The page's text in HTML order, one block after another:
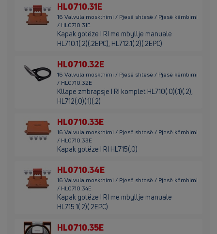
HL0710.31E
16 Valvula moskthimi / Pjesë shtesë / Pjesë këmbimi
/ HL0710.31E
Kapak gotëze I RI me mbyllje manuale
HL710.1(.2)(.2EPC), HL712.1(.2)(.2EPC)
HL0710.32E
16 Valvula moskthimi / Pjesë shtesë / Pjesë këmbimi
/ HL0710.32E
Kllapë zmbrapsje I RI komplet HL710(.0)(.1)(.2),
HL712(.0)(.1)(.2)
HL0710.33E
16 Valvula moskthimi / Pjesë shtesë / Pjesë këmbimi
/ HL0710.33E
Kapak gotëze I RI HL715(.0)
HL0710.34E
16 Valvula moskthimi / Pjesë shtesë / Pjesë këmbimi
/ HL0710.34E
Kapak gotëze I RI me mbyllje manuale
HL715.1(.2)(.2EPC)
HL0710.35E